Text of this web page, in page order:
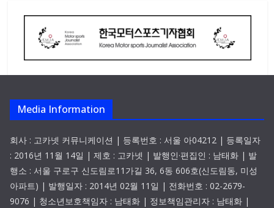
Media Information
회사 : 고카넷 커뮤니케이션 | 등록번호 : 서울 아04212 | 등록일자
: 2016년 11월 14일 | 제호 : 고카넷 | 발행인·편집인 : 남태화 | 발
행소 : 서울 구로구 신도림로11가길 36, 6동 606호(신도림동, 미성
아파트) | 발행일자 : 2014년 02월 11일 | 전화번호 : 02-2679-
9076 | 청소년보호책임자 : 남태화 | 정보책임관리자 : 남태화 |